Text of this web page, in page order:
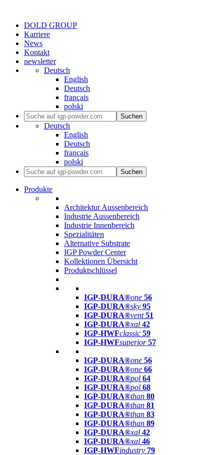
DOLD GROUP
Karriere
News
Kontakt
newsletter
Deutsch
English
Deutsch
français
polski
Suchen
Deutsch
English
Deutsch
français
polski
Suchen
Produkte
Architektur Aussenbereich
Industrie Aussenbereich
Industrie Innenbereich
Spezialitäten
Alternative Substrate
IGP Powder Center
Kollektionen Übersicht
Produktschlüssel
IGP-DURA®one 56
IGP-DURA®sky 95
IGP-DURA®vent 51
IGP-DURA®xal 42
IGP-HWFclassic 59
IGP-HWFsuperior 57
IGP-DURA®one 56
IGP-DURA®one 66
IGP-DURA®pol 64
IGP-DURA®pol 68
IGP-DURA®than 80
IGP-DURA®than 81
IGP-DURA®than 83
IGP-DURA®than 89
IGP-DURA®xal 42
IGP-DURA®xal 46
IGP-HWFindustry 79